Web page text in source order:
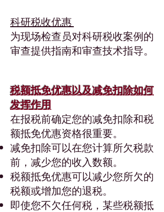
科研税收优惠
为现场检查员对科研税收案例的
审查提供指南和审查技术指导。
税额抵免优惠以及减免扣除如何
发挥作用
在报税前确定您的减免扣除和税
额抵免优惠资格很重要。
减免扣除可以在您计算所欠税款
前，减少您的收入数额。
税额抵免优惠可以减少您所欠的
税额或增加您的退税。
即使您不欠任何税，某些税额抵